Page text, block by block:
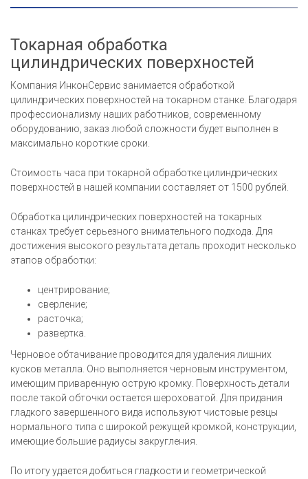
Токарная обработка
цилиндрических поверхностей
Компания ИнконСервис занимается обработкой
цилиндрических поверхностей на токарном станке. Благодаря
профессионализму наших работников, современному
оборудованию, заказ любой сложности будет выполнен в
максимально короткие сроки.
Стоимость часа при токарной обработке цилиндрических
поверхностей в нашей компании составляет от 1500 рублей.
Обработка цилиндрических поверхностей на токарных
станках требует серьезного внимательного подхода. Для
достижения высокого результата деталь проходит несколько
этапов обработки:
центрирование;
сверление;
расточка;
развертка.
Черновое обтачивание проводится для удаления лишних
кусков металла. Оно выполняется черновым инструментом,
имеющим приваренную острую кромку. Поверхность детали
после такой обточки остается шероховатой. Для придания
гладкого завершенного вида используют чистовые резцы
нормального типа с широкой режущей кромкой, конструкции,
имеющие большие радиусы закругления.
По итогу удается добиться гладкости и геометрической